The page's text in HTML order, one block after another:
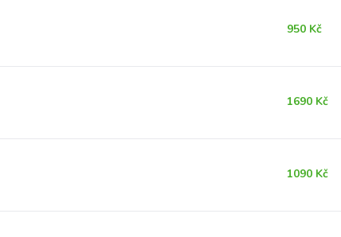
950 Kč
1690 Kč
1090 Kč